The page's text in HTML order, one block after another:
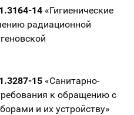
14 «Гигиенические
радиационной
15 «Санитарно-
к обращению с
и их устройству»